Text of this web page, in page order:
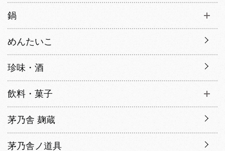
鍋
めんたいこ
珍味・酒
飲料・菓子
茅乃舎 麹蔵
茅乃舎ノ道具